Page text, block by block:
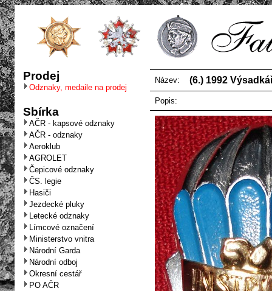
Prodej
Odznaky, medaile na prodej
Sbírka
AČR - kapsové odznaky
AČR - odznaky
Aeroklub
AGROLET
Čepicové odznaky
ČS. legie
Hasiči
Jezdecké pluky
Letecké odznaky
Límcové označení
Ministerstvo vnitra
Národní Garda
Národní odboj
Okresní cestář
PO AČR
Název: (6.) 1992
Popis: